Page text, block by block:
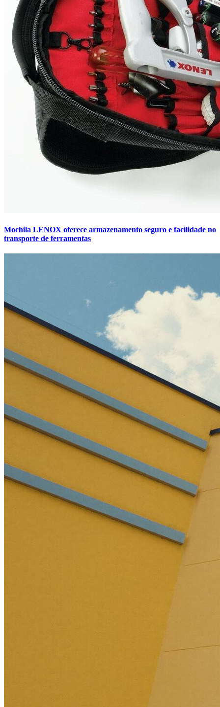
Mochila LENOX oferece armazenamento seguro e facilidade no
transporte de ferramentas